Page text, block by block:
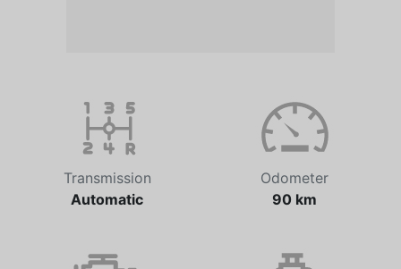
Transmission
Odometer